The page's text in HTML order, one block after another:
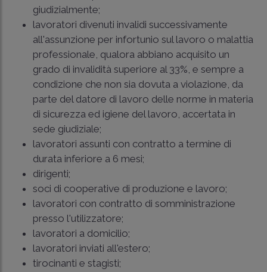
giudizialmente;
lavoratori divenuti invalidi successivamente
all'assunzione per infortunio sul lavoro o malattia
professionale, qualora abbiano acquisito un
grado di invalidità superiore al 33%, e sempre a
condizione che non sia dovuta a violazione, da
parte del datore di lavoro delle norme in materia
di sicurezza ed igiene del lavoro, accertata in
sede giudiziale;
lavoratori assunti con contratto a termine di
durata inferiore a 6 mesi;
dirigenti;
soci di cooperative di produzione e lavoro;
lavoratori con contratto di somministrazione
presso l'utilizzatore;
lavoratori a domicilio;
lavoratori inviati all'estero;
tirocinanti e stagisti;